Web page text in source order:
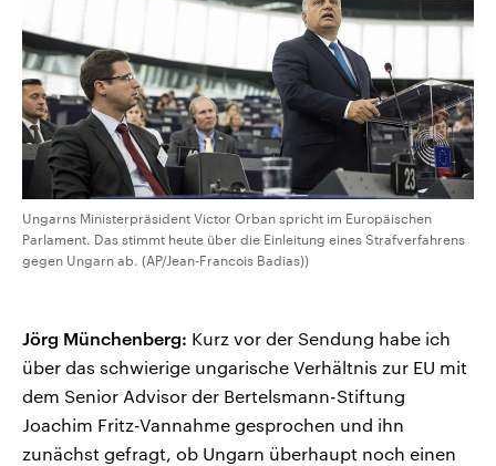
Ungarns Ministerpräsident Victor Orban spricht im Europäischen
Parlament. Das stimmt heute über die Einleitung eines Strafverfahrens
gegen Ungarn ab. (AP/Jean-Francois Badias))
Jörg Münchenberg: Kurz vor der Sendung habe ich
über das schwierige ungarische Verhältnis zur EU mit
dem Senior Advisor der Bertelsmann-Stiftung
Joachim Fritz-Vannahme gesprochen und ihn
zunächst gefragt, ob Ungarn überhaupt noch einen